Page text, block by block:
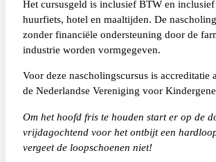
Het cursusgeld is inclusief BTW en
huurfiets, hotel en maaltijden. De
zonder financiële ondersteuning door de
industrie worden vormgegeven.
Voor deze nascholingscursus is accreditatie
de Nederlandse Vereniging voor
Om het hoofd fris te houden start er op de
vrijdagochtend voor het ontbijt een
vergeet de loopschoenen niet!